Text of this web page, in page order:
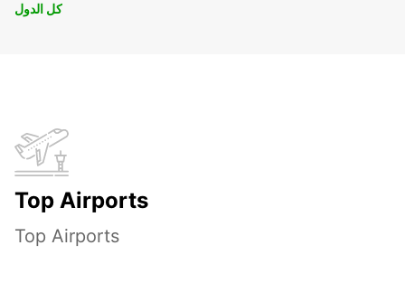
كل الدول
Top Airports
Top Airports